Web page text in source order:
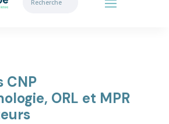
CNP
ORL et MPR